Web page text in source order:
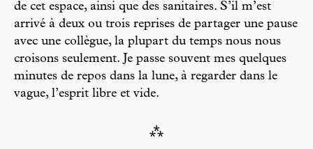
de cet espace, ainsi que des sanitaires. S’il m’est
arrivé à deux ou trois reprises de partager une pause
avec une collègue, la plupart du temps nous nous
croisons seulement. Je passe souvent mes quelques
minutes de repos dans la lune, à regarder dans le
vague, l’esprit libre et vide.
⁂